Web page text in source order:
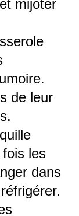
mijoter
de leur
fois les
dans